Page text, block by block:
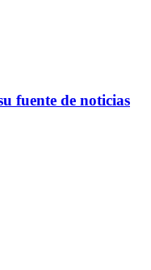
fuente de noticias